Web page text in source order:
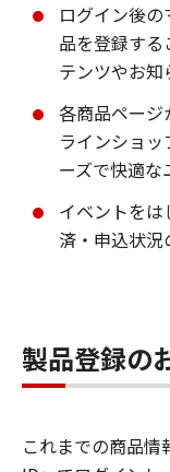
ログイン後
品を登録す
テンツやお
各商品ページ
ラインショ
ーズで快適な
イベントを
済・申込状
製品登録の
これまでの商品